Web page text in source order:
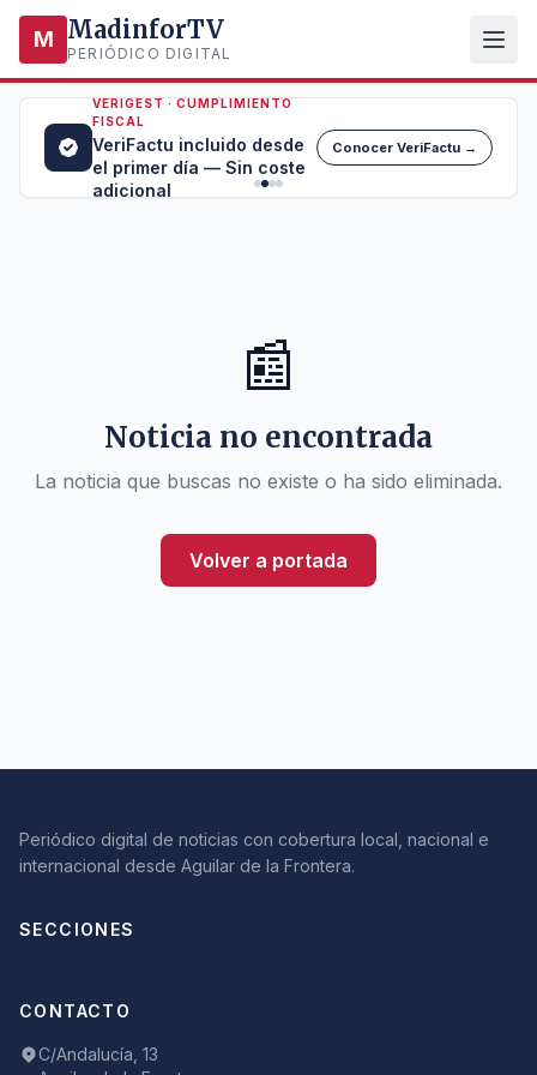
M MadinforTV
PERIÓDICO DIGITAL
VERIGEST · CUMPLIMIENTO
FISCAL
VeriFactu incluido desde
el primer día — Sin coste
adicional
Conocer VeriFactu →
📰
Noticia no encontrada
La noticia que buscas no existe o ha sido eliminada.
Volver a portada
Periódico digital de noticias con cobertura local, nacional e
internacional desde Aguilar de la Frontera.
SECCIONES
CONTACTO
C/Andalucía, 13